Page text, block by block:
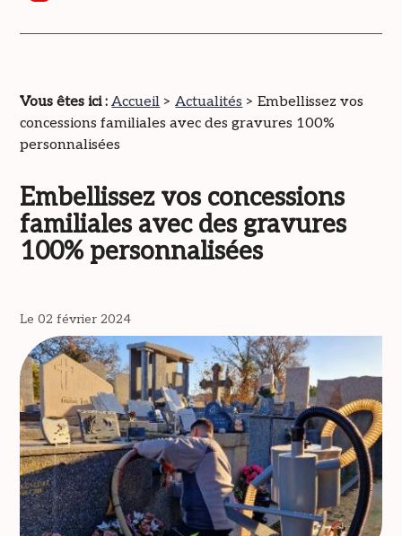
Vous êtes ici : Accueil >Actualités > Embellissez vos
concessions familiales avec des gravures 100%
personnalisées
Embellissez vos concessions
familiales avec des gravures
100% personnalisées
Le 02 février 2024